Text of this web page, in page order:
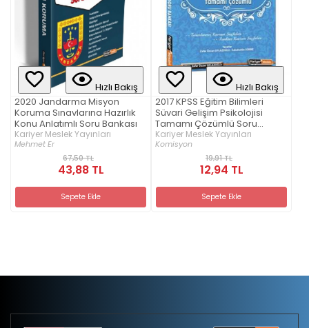
Hızlı Bakış
2020 Jandarma Misyon
Koruma Sınavlarına Hazırlık
Konu Anlatımlı Soru Bankası
Kariyer Meslek Yayınları
Mehmet Er
67,50 TL
43,88 TL
Sepete Ekle
Hızlı Bakış
2017 KPSS Eğitim Bilimleri
Süvari Gelişim Psikolojisi
Tamamı Çözümlü Soru
Bankası Kariyer Meslek
Yayınları
Kariyer Meslek Yayınları
Komisyon
19,91 TL
12,94 TL
Sepete Ekle